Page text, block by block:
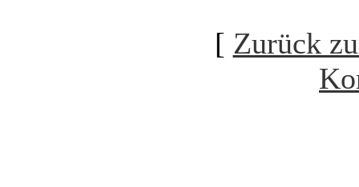
[ Zurück